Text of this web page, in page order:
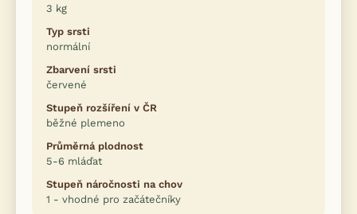
3 kg
Typ srsti
normální
Zbarvení srsti
červené
Stupeň rozšíření v ČR
běžné plemeno
Průměrná plodnost
5-6 mláďat
Stupeň náročnosti na chov
1 - vhodné pro začátečníky